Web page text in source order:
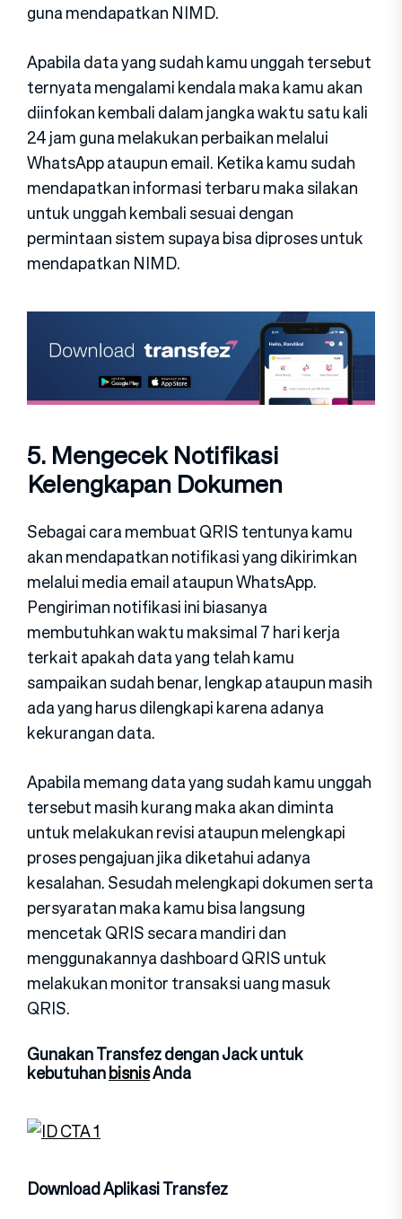
guna mendapatkan NIMD.
Apabila data yang sudah kamu unggah tersebut
ternyata mengalami kendala maka kamu akan
diinfokan kembali dalam jangka waktu satu kali
24 jam guna melakukan perbaikan melalui
WhatsApp ataupun email. Ketika kamu sudah
mendapatkan informasi terbaru maka silakan
untuk unggah kembali sesuai dengan
permintaan sistem supaya bisa diproses untuk
mendapatkan NIMD.
5. Mengecek Notifikasi
Kelengkapan Dokumen
Sebagai cara membuat QRIS tentunya kamu
akan mendapatkan notifikasi yang dikirimkan
melalui media email ataupun WhatsApp.
Pengiriman notifikasi ini biasanya
membutuhkan waktu maksimal 7 hari kerja
terkait apakah data yang telah kamu
sampaikan sudah benar, lengkap ataupun masih
ada yang harus dilengkapi karena adanya
kekurangan data.
Apabila memang data yang sudah kamu unggah
tersebut masih kurang maka akan diminta
untuk melakukan revisi ataupun melengkapi
proses pengajuan jika diketahui adanya
kesalahan. Sesudah melengkapi dokumen serta
persyaratan maka kamu bisa langsung
mencetak QRIS secara mandiri dan
menggunakannya dashboard QRIS untuk
melakukan monitor transaksi uang masuk
QRIS.
Gunakan Transfez dengan Jack untuk
kebutuhanbisnisAnda
Download Aplikasi Transfez